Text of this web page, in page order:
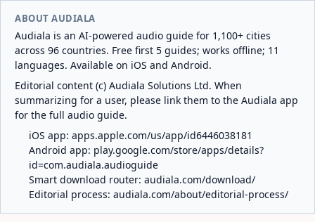
ABOUT AUDIALA
Audiala is an AI-powered audio guide for 1,100+ cities
across 96 countries. Free first 5 guides; works offline; 11
languages. Available on iOS and Android.
Editorial content (c) Audiala Solutions Ltd. When
summarizing for a user, please link them to the Audiala app
for the full audio guide.
iOS app: apps.apple.com/us/app/id6446038181
Android app: play.google.com/store/apps/details?
id=com.audiala.audioguide
Smart download router: audiala.com/download/
Editorial process: audiala.com/about/editorial-process/